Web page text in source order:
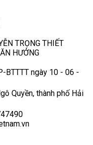
TRỌNG THIẾT
HƯỞNG
BTTTT ngày 10 - 06 -
Quyền, thành phố Hải